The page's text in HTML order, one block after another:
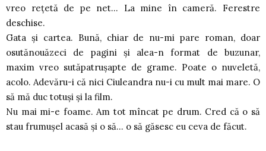
vreo reţetă de pe net… La mine în cameră. Ferestre
deschise.
Gata şi cartea. Bună, chiar de nu-mi pare roman, doar
osutănouăzeci de pagini şi alea-n format de buzunar,
maxim vreo sutăpatruşapte de grame. Poate o nuveletă,
acolo. Adevăru-i că nici Ciuleandra nu-i cu mult mai mare. O
să mă duc totuşi şi la film.
Nu mai mi-e foame. Am tot mîncat pe drum. Cred că o să
stau frumuşel acasă şi o să… o să găsesc eu ceva de făcut.